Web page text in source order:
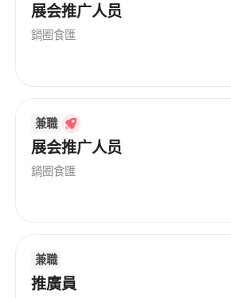
展会推广人员
鍋圈食匯
兼職
展会推广人员
鍋圈食匯
兼職
推廣員